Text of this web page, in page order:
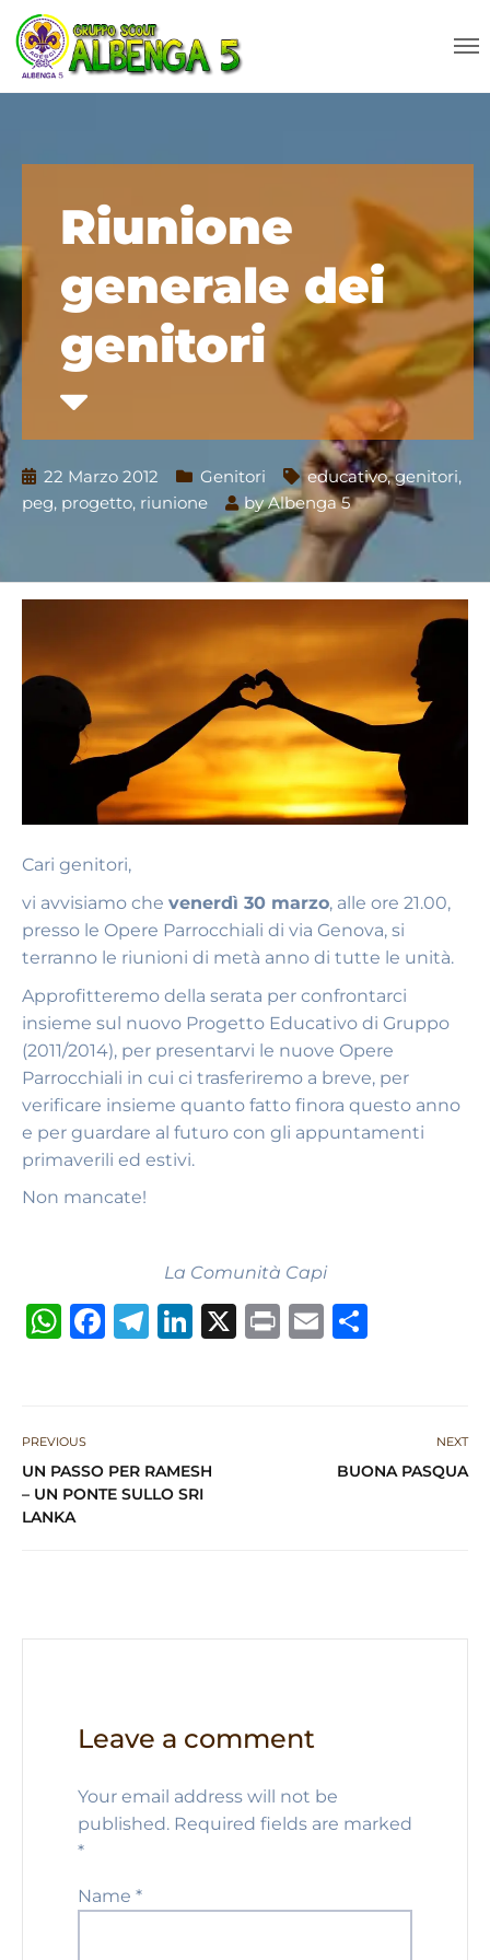
Riunione
generale dei
genitori
22 Marzo 2012 Genitori educativo,genitori,
peg, progetto, riunione byAlbenga 5
Cari genitori,
vi avvisiamo che venerdì 30 marzo, alle ore 21.00,
presso le Opere Parrocchiali di via Genova, si
terranno le riunioni di metà anno di tutte le unità.
Approfitteremo della serata per confrontarci
insieme sul nuovo Progetto Educativo di Gruppo
(2011/2014), per presentarvi le nuove Opere
Parrocchiali in cui ci trasferiremo a breve, per
verificare insieme quanto fatto finora questo anno
e per guardare al futuro con gli appuntamenti
primaverili ed estivi.
Non mancate!
La Comunità Capi
W
s
A
p
p
F
b
o
T
ra
m
Li
dI
n
X
P
E
PREVIOUS
UN PASSO PER RAMESH
– UN PONTE SULLO SRI
LANKA
NEXT
BUONA PASQUA
Leave a comment
Your email address will not be
published. Required fields are marked
*
Name *